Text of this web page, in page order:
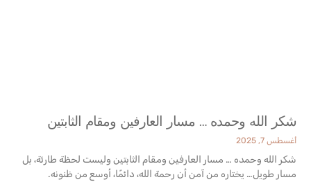
شكر الله وحمده … مسار العارفين ومقام الثابتين‏
أغسطس 7, 2025
‎شكر الله وحمده … مسار العارفين ومقام الثابتين وليست لحظة طارئة، بل
مسار طويل… يختاره من آمن أن رحمة الله، دائمًا، أوسع من ظنونه.‎